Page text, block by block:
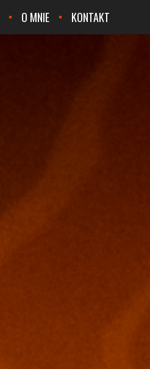
O MNIE KONTAKT